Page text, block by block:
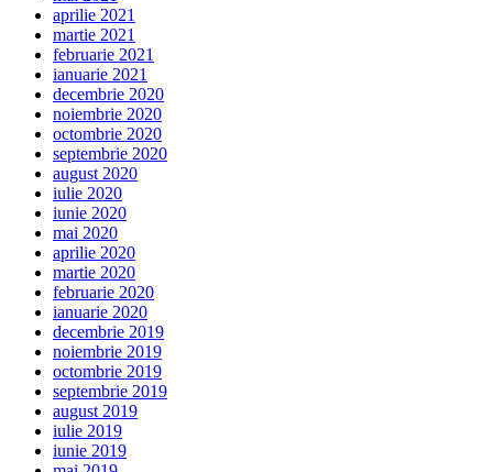
aprilie 2021
martie 2021
februarie 2021
ianuarie 2021
decembrie 2020
noiembrie 2020
octombrie 2020
septembrie 2020
august 2020
iulie 2020
iunie 2020
mai 2020
aprilie 2020
martie 2020
februarie 2020
ianuarie 2020
decembrie 2019
noiembrie 2019
octombrie 2019
septembrie 2019
august 2019
iulie 2019
iunie 2019